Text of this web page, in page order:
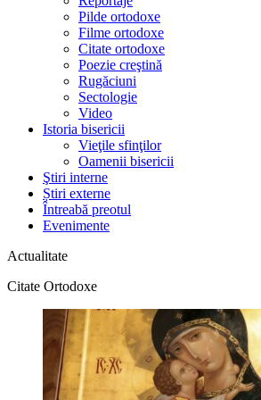
Pilde ortodoxe
Filme ortodoxe
Citate ortodoxe
Poezie creştină
Rugăciuni
Sectologie
Video
Istoria bisericii
Vieţile sfinţilor
Oamenii bisericii
Ştiri interne
Știri externe
Întreabă preotul
Evenimente
Actualitate
Citate Ortodoxe